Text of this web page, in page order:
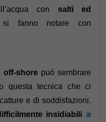
con salti ed
fanno notare con
off-shorepuò sembrare
questa tecnica che ci
e di soddisfazioni.
insidiabili a